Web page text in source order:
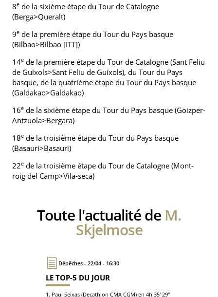
8e de la sixième étape du Tour de Catalogne
(Berga>Queralt)
9e de la première étape du Tour du Pays basque
(Bilbao>Bilbao [ITT])
14e de la première étape du Tour de Catalogne (Sant Feliu
de Guíxols>Sant Feliu de Guíxols), du Tour du Pays
basque, de la quatrième étape du Tour du Pays basque
(Galdakao>Galdakao)
16e de la sixième étape du Tour du Pays basque (Goizper-
Antzuola>Bergara)
18e de la troisième étape du Tour du Pays basque
(Basauri>Basauri)
22e de la troisième étape du Tour de Catalogne (Mont-
roig del Camp>Vila-seca)
Toute l'actualité de M.
Skjelmose
Dépêches - 22/04 - 16:30
LE TOP-5 DU JOUR
1. Paul Seixas (Decathlon CMA CGM) en 4h 35' 29"